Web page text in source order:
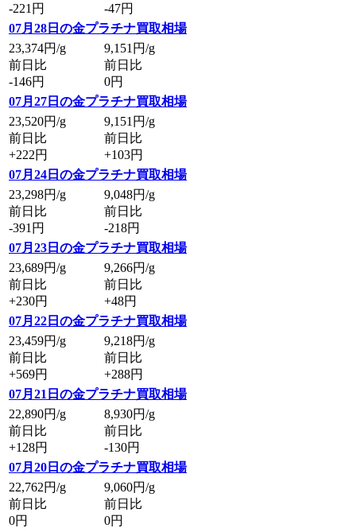
-221円
-47円
07月28日の金プラチナ買取相場
23,374円/g
前日比
-146円
9,151 円/g
前日比
0円
07月27日の金プラチナ買取相場
23,520円/g
前日比
+222円
9,151 円/g
前日比
+103円
07月24日の金プラチナ買取相場
23,298円/g
前日比
-391円
9,048円/g
前日比
-218円
07月23日の金プラチナ買取相場
23,689円/g
前日比
+230円
9,266円/g
前日比
+48円
07月22日の金プラチナ買取相場
23,459円/g
前日比
+569円
9,218円/g
前日比
+288円
07月21日の金プラチナ買取相場
22,890円/g
前日比
+128円
8,930円/g
前日比
-130円
07月20日の金プラチナ買取相場
22,762円/g
前日比
0円
9,060円/g
前日比
0円